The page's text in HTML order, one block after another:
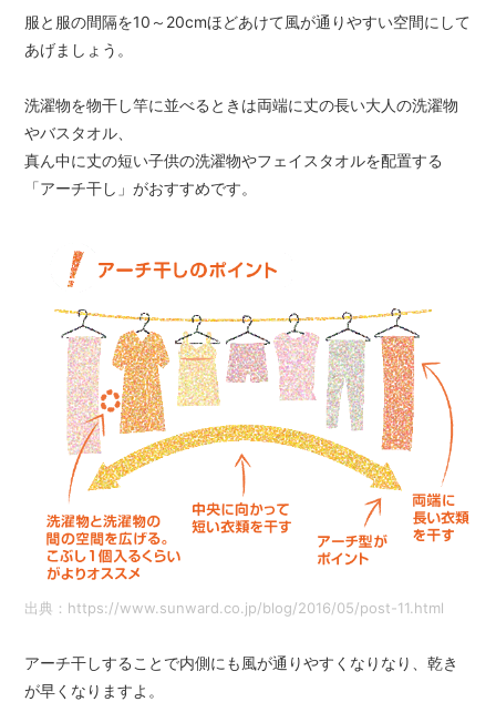
服と服の間隔を10～20cmほどあけて風が通りやすい空間にして
あげましょう。
洗濯物を物干し竿に並べるときは両端に丈の長い大人の洗濯物
やバスタオル、
真ん中に丈の短い子供の洗濯物やフェイスタオルを配置する
「アーチ干し」がおすすめです。
出典：https://www.sunward.co.jp/blog/2016/05/post-11.html
アーチ干しすることで内側にも風が通りやすくなりなり、乾き
が早くなりますよ。